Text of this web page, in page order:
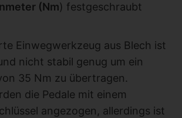
(Nm) festgeschraubt
Einwegwerkzeug aus Blech ist
nicht stabil genug um ein
35 Nm zu übertragen.
die Pedale mit einem
angezogen, allerdings ist